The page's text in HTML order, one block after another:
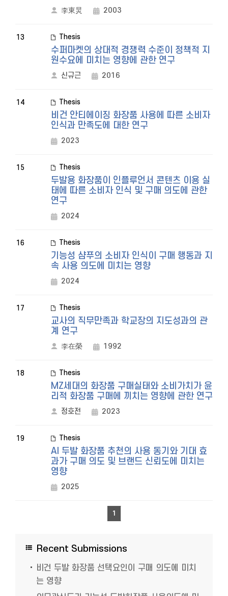
李東炅 2003
13 Thesis
수퍼마켓의 상대적 경쟁력 수준이 정책적 지
원수요에 미치는 영향에 관한 연구
신규근 2016
14 Thesis
비건 안티에이징 화장품 사용에 따른 소비자
인식과 만족도에 대한 연구
2023
15 Thesis
두발용 화장품이 인플루언서 콘텐츠 이용 실
태에 따른 소비자 인식 및 구매 의도에 관한
연구
2024
16 Thesis
기능성 샴푸의 소비자 인식이 구매 행동과 지
속 사용 의도에 미치는 영향
2024
17 Thesis
교사의 직무만족과 학교장의 지도성과의 관
계 연구
李在榮 1992
18 Thesis
MZ세대의 화장품 구매실태와 소비가치가 윤
리적 화장품 구매에 끼치는 영향에 관한 연구
정호전 2023
19 Thesis
AI 두발 화장품 추천의 사용 동기와 기대 효
과가 구매 의도 및 브랜드 신뢰도에 미치는
영향
2025
1
Recent Submissions
비건 두발 화장품 선택요인이 구매 의도에 미치
는 영향